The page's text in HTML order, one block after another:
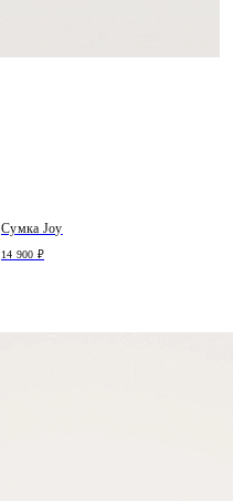
Сумка Joy
14 900 ₽